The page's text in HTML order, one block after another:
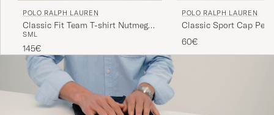
POLO RALPH LAUREN
Classic Fit Team T-shirt Nutmeg
Brown
SML
145€
POLO RALPH LAUREN
Classic Sport Cap
60€